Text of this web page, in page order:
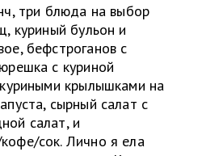
три блюда на выбор
куриный бульон и
бефстроганов с
с куриной
крылышками на
сырный салат с
салат, и
сок. Лично я ела